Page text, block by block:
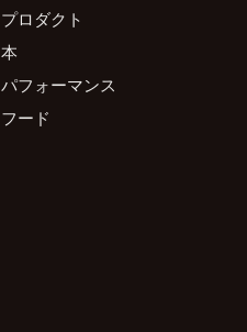
プロダクト
本
パフォーマンス
フード